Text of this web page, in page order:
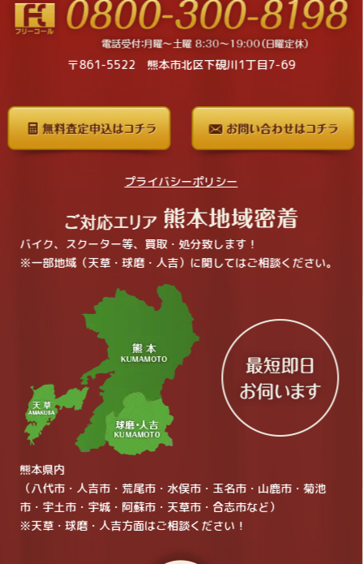
〒861-5522 熊本市北区下硯川1丁目7-69
プライバシーポリシー
バイク、スクーター等、買取・処分致します！
※一部地域（天草・球磨・人吉）に関してはご相談ください。
熊本県内
（八代市・人吉市・荒尾市・水俣市・玉名市・山鹿市・菊池
市・宇土市・宇城・阿蘇市・天草市・合志市など）
※天草・球磨・人吉方面はご相談ください！